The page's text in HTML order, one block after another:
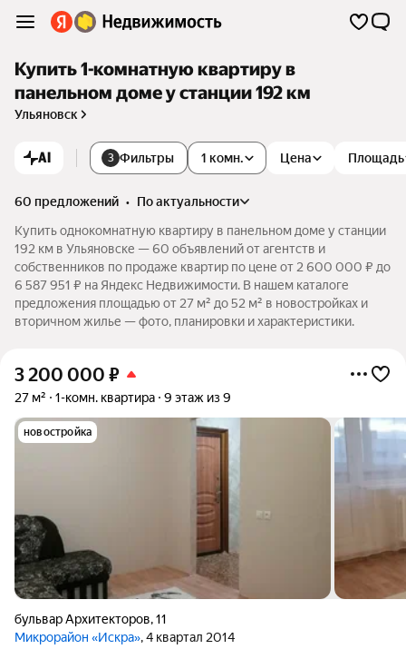
Купить 1-комнатную квартиру в
панельном доме у станции 192 км
Ульяновск
AI 3 Фильтры 1 комн. Цена Площадь
60 предложений •
по актуальности
Купить однокомнатную квартиру в панельном доме у станции
192 км в Ульяновске — 60 объявлений от агентств и
собственников по продаже квартир по цене от 2 600 000 ₽ до
6 587 951 ₽ на Яндекс Недвижимости. В нашем каталоге
предложения площадью от 27 м² до 52 м² в новостройках и
вторичном жилье — фото, планировки и характеристики.
3 200 000 ₽
27 м² 1-комн. квартира 9 этаж из 9
новостройка
бульвар Архитекторов,11
Микрорайон «Искра», 4 квартал 2014